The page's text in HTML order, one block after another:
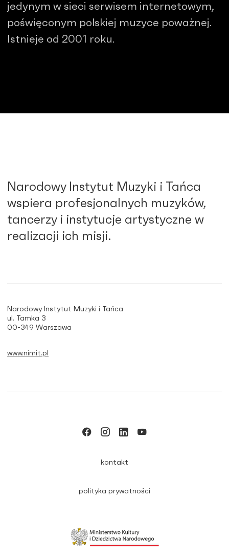
jedynym w sieci serwisem internetowym,
poświęconym polskiej muzyce poważnej.
Istnieje od 2001 roku.
Narodowy Instytut Muzyki i Tańca
wspiera profesjonalnych muzyków,
tancerzy i instytucje artystyczne w
realizacji ich misji.
Narodowy Instytut Muzyki i Tańca
ul. Tamka 3
00-349 Warszawa
www.nimit.pl
kontakt
polityka prywatności